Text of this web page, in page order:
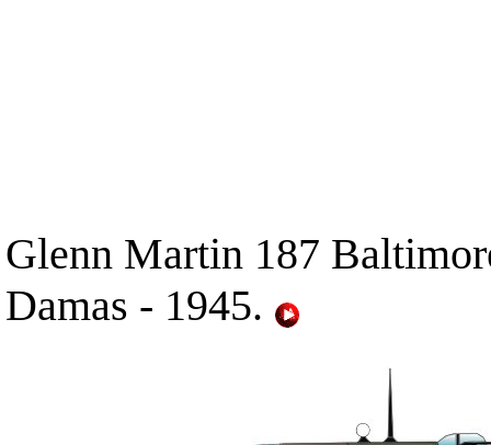
Glenn Martin 187
Damas - 1945.